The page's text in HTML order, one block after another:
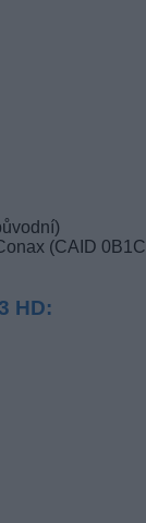
(CAID
HD: